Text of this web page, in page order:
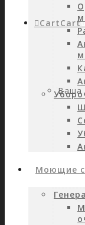
CartCart
Ваша
Моющие